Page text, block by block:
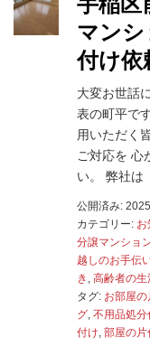
マンシ
付け依
大変お世話
表の町平で
用いただく
ご対応を 心
い。 弊社
公開済み:
カテゴリー: お
分譲マンショ
越しのお手伝
き , 高齢者の生
タグ: お部屋の
グ, 不用品処分
付け, 部屋の片